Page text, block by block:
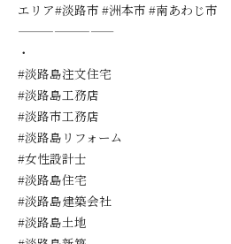
エリア#淡路市 #洲本市 #南あわじ市
————————
・
#淡路島注文住宅
#淡路島工務店
#淡路市工務店
#淡路島リフォーム
#女性設計士
#淡路島住宅
#淡路島建築会社
#淡路島土地